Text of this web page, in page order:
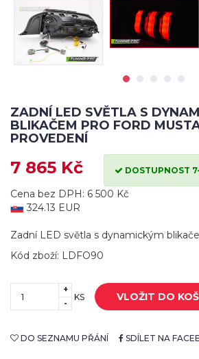
ZADNÍ LED SVĚTLA S
BLIKAČEM PRO FORD
PROVEDENÍ
7 865 Kč DOSTUPNOST
Cena bez DPH: 6 500 Kč
324.13 EUR
Zadní LED světla s dynamickým
Kód zboží: LDFO90
+
-
KS VLOŽIT DO
DO SEZNAMU PŘÁNÍ SDÍLET NA